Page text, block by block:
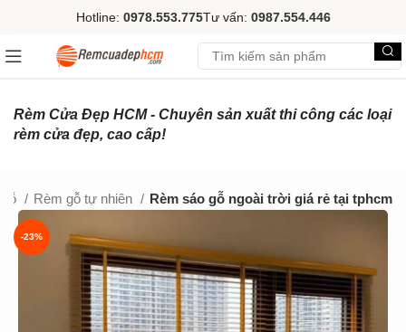
Hotline: 0978.553.775Tư vấn: 0987.554.446
Rèm Cửa Đẹp HCM - Chuyên sản xuất thi công các loại
rèm cửa đẹp, cao cấp!
Rèm gỗ tự nhiên Rèm sáo gỗ ngoài trời giá rẻ tại tphcm
-23%